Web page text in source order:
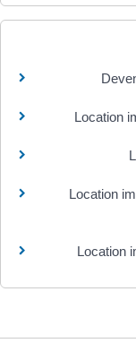
Location
Location
Location